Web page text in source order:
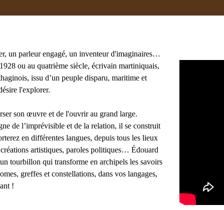
#achiery #acoma
Afficher tous les mots clés
un parleur engagé, un inventeur d'imaginaires…
ou au quatrième siècle, écrivain martiniquais,
issu d’un peuple disparu, maritime et
l'explorer.
son œuvre et de l'ouvrir au grand large.
de l’imprévisible et de la relation, il se construit
en différentes langues, depuis tous les lieux
artistiques, paroles politiques… Édouard
tourbillon qui transforme en archipels les savoirs
greffes et constellations, dans vos langages,
!